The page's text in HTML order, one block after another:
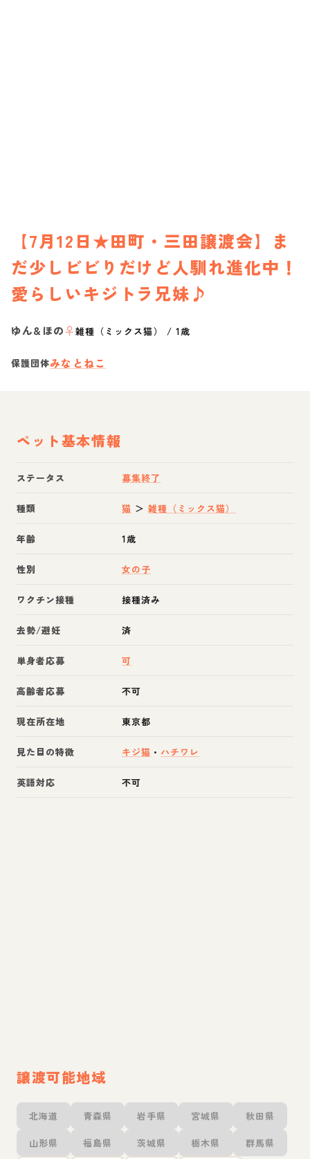
【7月12日★田町・三田譲渡会】ま
だ少しビビりだけど人馴れ進化中！
愛らしいキジトラ兄妹♪
ゆん&ほの♀雑種（ミックス猫） / 1歳
保護団体みなとねこ
ペット基本情報
ステータス 募集終了
種類 猫 ＞雑種（ミックス猫）
年齢 1歳
性別 女の子
ワクチン接種 接種済み
去勢/避妊 済
単身者応募 可
高齢者応募 不可
現在所在地 東京都
見た目の特徴 キジ猫 ・ ハチワレ
英語対応 不可
譲渡可能地域
北海道 青森県 岩手県 宮城県 秋田県
山形県 福島県 茨城県 栃木県 群馬県